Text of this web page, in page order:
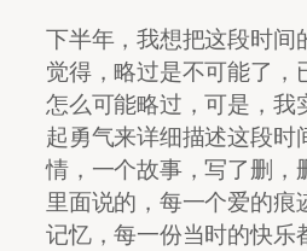
下半年，我想把这段时间
觉得，略过是不可能了，
怎么可能略过，可是，我
起勇气来详细描述这段时
情，一个故事，写了删，
里面说的，每一个爱的痕
记忆，每一份当时的快乐